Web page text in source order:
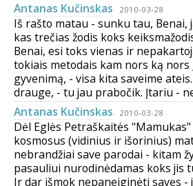
Antanas Kučinskas
2010-03-28
Iš rašto matau - sunku tau, Benai,
kas trečias žodis koks
Benai, esi toks vienas ir
tokiais metodais kam nors ką
gyvenimą, - visa kita saveime
drauge, - tu jau prabočik. Įtariu -
Antanas Kučinskas
2010-03-28
Dėl Eglės Petraškaitės
kosmosus (vidinius ir išorinius)
nebrandžiai save parodai - kitam
pasauliui nurodinėdamas koks
Ir dar išmok nepaneiginėti savęs